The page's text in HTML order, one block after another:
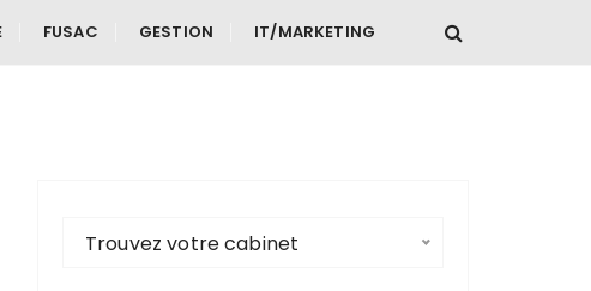
FUSAC GESTION IT/MARKETING
Trouvez votre cabinet